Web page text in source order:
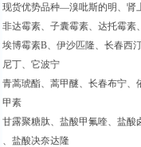
现货优势品种—溴吡斯的明、肾
非达霉素、子囊霉素、达托霉素
埃博霉素B、伊沙匹隆、长春西
尼丁、它波宁
青蒿琥酯、蒿甲醚、长春布宁
甲素
甘露聚糖肽、盐酸甲氟喹、盐酸
、盐酸决奈达隆